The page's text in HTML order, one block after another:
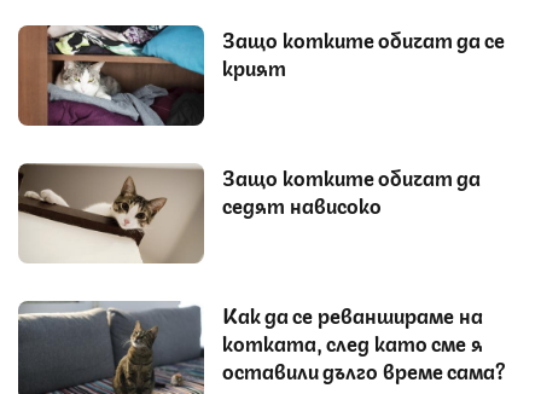
Защо котките обичат да се
крият
Защо котките обичат да
седят нависоко
Как да се реваншираме на
котката, след като сме я
оставили дълго време сама?